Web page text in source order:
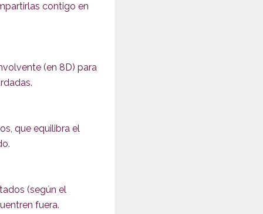
contigo en
(en 8D) para
que equilibra el
(según el
fuera.